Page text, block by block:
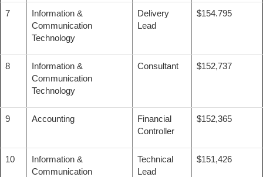
7
Information &
Communication
Technology
Delivery
Lead
$154.795
8
Information &
Communication
Technology
Consultant $152,737
9 Accounting
Financial
Controller
$152,365
10
Information &
Communication
Technical
Lead
$151,426